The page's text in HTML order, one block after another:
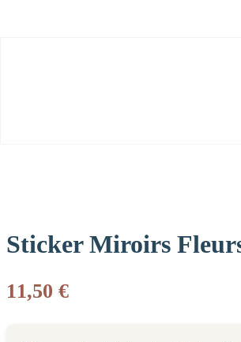
Sticker Miroirs Fleurs
Sticker Miroirs
11,50 €